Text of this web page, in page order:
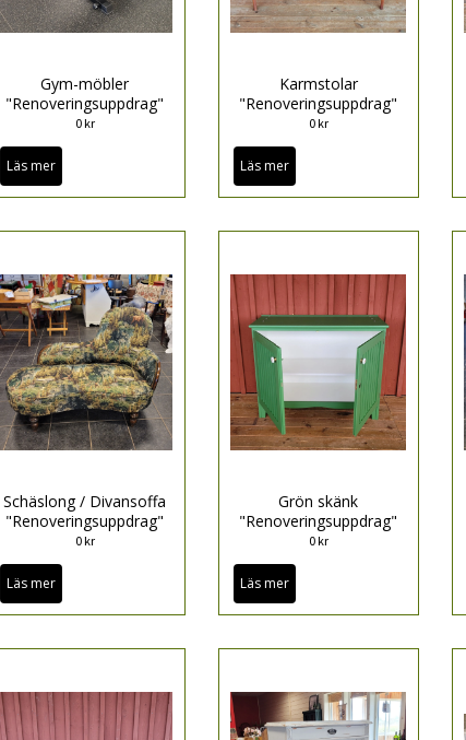
Gym-möbler
"Renoveringsuppdrag"
0 kr
Läs mer
Karmstolar
"Renoveringsuppdrag"
0 kr
Läs mer
Schäslong / Divansoffa
"Renoveringsuppdrag"
0 kr
Läs mer
Grön skänk
"Renoveringsuppdrag"
0 kr
Läs mer